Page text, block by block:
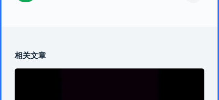
相关文章